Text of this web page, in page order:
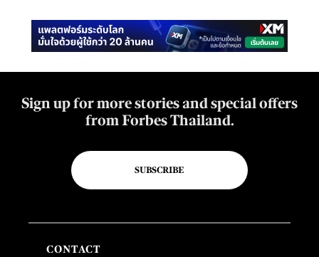
Sign up for more stories and special offers
from Forbes Thailand.
SUBSCRIBE
CONTACT